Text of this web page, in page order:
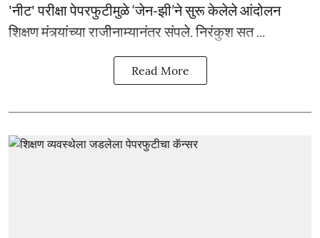
'नीट' परीक्षा पेपरफुटीमुळे ‘जेन-झी’ने सुरू केलेले आंदोलन
शिक्षण मंत्र्यांच्या राजीनाम्यानंतर संपले. निरंकुश सत ...
Read More